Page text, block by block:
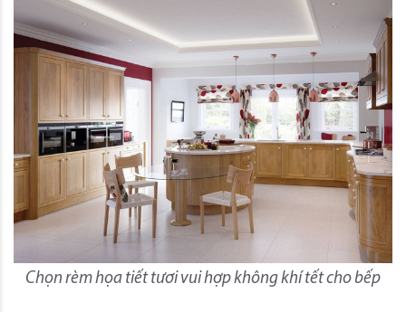
Chọn rèm họa tiết tươi vui hợp không khí tết cho bếp